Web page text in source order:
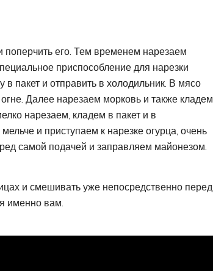
поперчить его. Тем временем нарезаем
приспособление для нарезки
в пакет и отправить в холодильник. В мясо
Далее нарезаем морковь и также кладем
нарезаем, кладем в пакет и в
и приступаем к нарезке огурца, очень
самой подачей и заправляем майонезом.
и смешивать уже непосредственно перед
именно вам.